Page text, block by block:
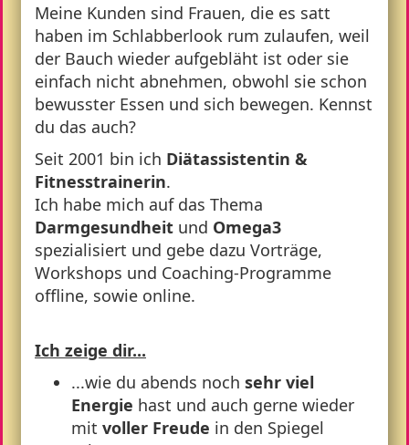
Meine Kunden sind Frauen, die es satt
haben im Schlabberlook rum zulaufen, weil
der Bauch wieder aufgebläht ist oder sie
einfach nicht abnehmen, obwohl sie schon
bewusster Essen und sich bewegen. Kennst
du das auch?
Seit 2001 bin ich Diätassistentin &
Fitnesstrainerin.
Ich habe mich auf das Thema
Darmgesundheit und Omega3
spezialisiert und gebe dazu Vorträge,
Workshops und Coaching-Programme
offline, sowie online.
Ich zeige dir...
...wie du abends noch sehr viel
Energie hast und auch gerne wieder
mit voller Freude in den Spiegel